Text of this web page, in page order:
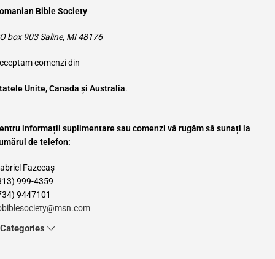
Bible Society
box 903 Saline, MI 48176
comenzi din
Unite, Canada și Australia.
informații suplimentare sau comenzi vă rugăm să sunați la
de telefon:
Fazecaș
999-4359
9447101
Categories